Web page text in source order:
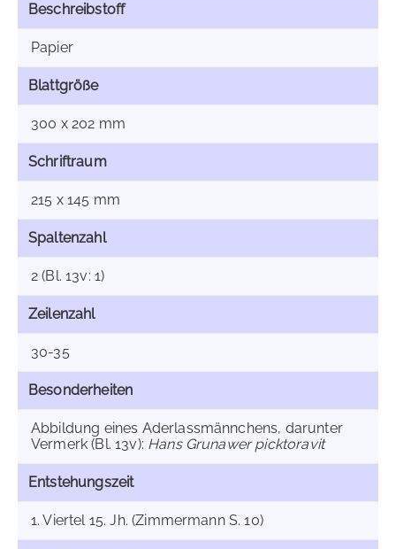
Beschreibstoff
Papier
Blattgröße
300 x 202 mm
Schriftraum
215 x 145 mm
Spaltenzahl
2 (Bl. 13v: 1)
Zeilenzahl
30-35
Besonderheiten
Abbildung eines Aderlassmännchens, darunter
Vermerk (Bl. 13v): Hans Grunawer picktoravit
Entstehungszeit
1. Viertel 15. Jh. (Zimmermann S. 10)